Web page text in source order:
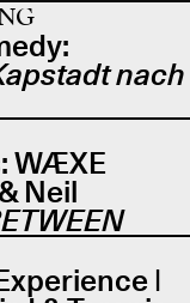
nach
WÆXE
Neil
|